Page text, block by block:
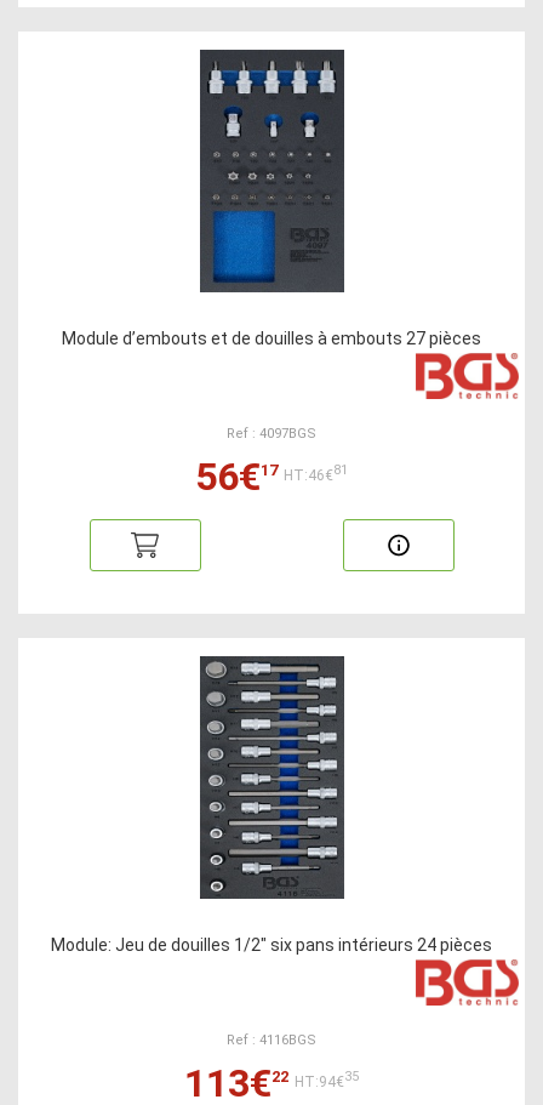
Module d’embouts et de douilles à embouts 27 pièces
Ref : 4097BGS
56€17 HT:46€81
Module: Jeu de douilles 1/2" six pans intérieurs 24 pièces
Ref : 4116BGS
113€22 HT:94€35